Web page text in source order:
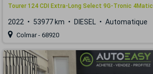
Tourer 124 CDI Extra-Long Select 9G-Tronic 4Matic
2022 53977 km DIESEL Automatique
Colmar - 68920